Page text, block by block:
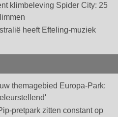
klimbeleving Spider City: 25
heeft Efteling-muziek
themagebied Europa-Park:
pretpark zitten constant op